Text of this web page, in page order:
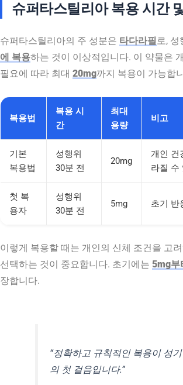
슈퍼타스틸리아 복용 시간
슈퍼타스틸리아의 주 성분은 타다라필 로, 성
에 복용하는 것이 이상적입니다. 이 약물은
필요에 따라 최대 20mg까지 복용이 가능합
복용법
복용 시
간
최대
용량
비고
기본
복용법
성행위
30분 전
20mg
개인 건
라질 수
첫 복
용자
성행위
30분 전
5mg 초기 반
이렇게 복용할 때는 개인의 신체 조건을 고
선택하는 것이 중요합니다. 초기에는 5mg부
장합니다.
“정확하고 규칙적인 복용이 성
의 첫 걸음입니다.”